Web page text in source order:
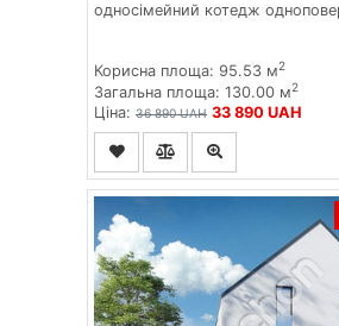
односімейний котедж
Корисна площа: 95.53 м2
Загальна площа: 130.00 м2
Ціна: 36 890 UAH 33 890 UAH